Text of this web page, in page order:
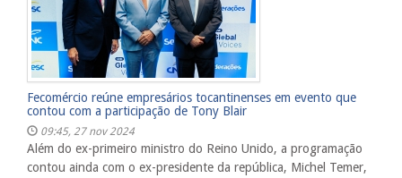
​Fecomércio reúne empresários tocantinenses em evento que
contou com a participação de Tony Blair
09:45, 27 nov 2024
Além do ex-primeiro ministro do Reino Unido, a programação
contou ainda com o ex-presidente da república, Michel Temer,